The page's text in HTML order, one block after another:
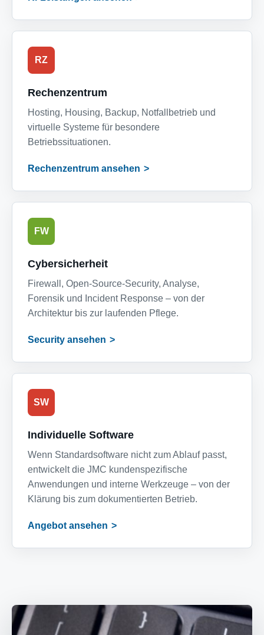
RZ
Rechenzentrum
Hosting, Housing, Backup, Notfallbetrieb und
virtuelle Systeme für besondere
Betriebssituationen.
Rechenzentrum ansehen
FW
Cybersicherheit
Firewall, Open-Source-Security, Analyse,
Forensik und Incident Response – von der
Architektur bis zur laufenden Pflege.
Security ansehen
SW
Individuelle Software
Wenn Standardsoftware nicht zum Ablauf passt,
entwickelt die JMC kundenspezifische
Anwendungen und interne Werkzeuge – von der
Klärung bis zum dokumentierten Betrieb.
Angebot ansehen